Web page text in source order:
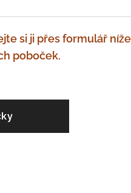
si ji přes formulář
poboček.